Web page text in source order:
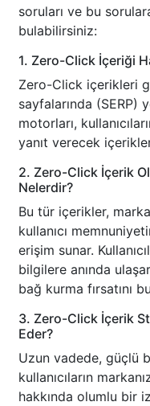
soruları ve bu
bulabilirsiniz:
1. Zero-Click İçeriği
Zero-Click içerikleri
sayfalarında (SERP)
motorları,
yanıt verecek
2. Zero-Click İçerik
Nelerdir?
Bu tür içerikler,
kullanıcı
erişim sunar.
bilgilere anında
bağ kurma fırsatını
3. Zero-Click İçerik
Eder?
Uzun vadede, güçlü
kullanıcıların
hakkında olumlu bir